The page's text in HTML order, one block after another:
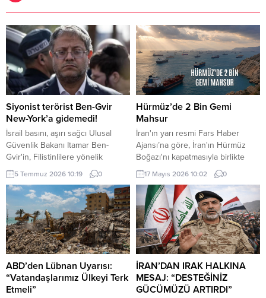
Siyonist terörist Ben-Gvir
New-York’a gidemedi!
İsrail basını, aşırı sağcı Ulusal
Güvenlik Bakanı Itamar Ben-
Gvir'in, Filistinlilere yönelik
politika ve uygulamaları nedeniyle
"gözaltına alınma" endişesiyle bu
hafta New York'a yapacağı ziyareti
iptal ettiğini ileri sürdü.
5 Temmuz 2026 10:19 0
Hürmüz’de 2 Bin Gemi
Mahsur
İran'ın yarı resmi Fars Haber
Ajansı’na göre, İran'ın Hürmüz
Boğazı'nı kapatmasıyla birlikte
bölgede yaklaşık iki bin gemi ve
20 bin gemi personeli mahsur
kaldı.
17 Mayıs 2026 10:02 0
ABD’den Lübnan Uyarısı:
“Vatandaşlarımız Ülkeyi Terk
Etmeli”
İRAN’DAN IRAK HALKINA
MESAJ: “DESTEĞİNİZ
GÜCÜMÜZÜ ARTIRDI”